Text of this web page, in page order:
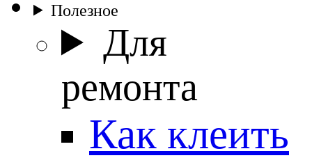
Полезное
Для
ремонта
Как клеить